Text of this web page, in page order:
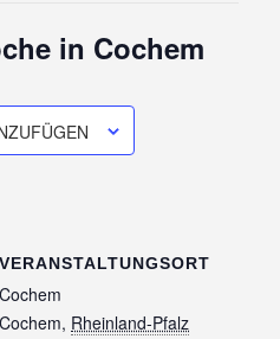
in Cochem
VERANSTALTUNGSORT
Cochem
Cochem, Rheinland-Pfalz